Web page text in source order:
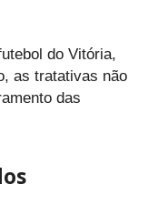
do Vitória,
as tratativas não
das